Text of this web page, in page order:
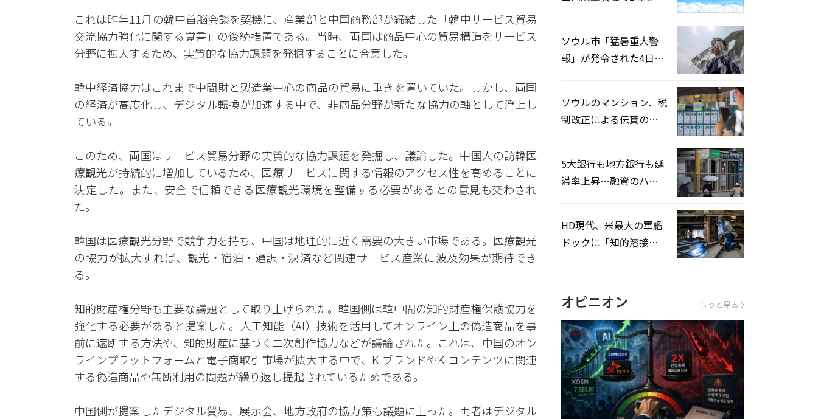
これは昨年11月の韓中首脳会談を契機に、産業部と中国商務部が締結した「韓中サービス貿易
交流協力強化に関する覚書」の後続措置である。当時、両国は商品中心の貿易構造をサービス
分野に拡大するため、実質的な協力課題を発掘することに合意した。
韓中経済協力はこれまで中間財と製造業中心の商品の貿易に重きを置いていた。しかし、両国
の経済が高度化し、デジタル転換が加速する中で、非商品分野が新たな協力の軸として浮上し
ている。
このため、両国はサービス貿易分野の実質的な協力課題を発掘し、議論した。中国人の訪韓医
療観光が持続的に増加しているため、医療サービスに関する情報のアクセス性を高めることに
決定した。また、安全で信頼できる医療観光環境を整備する必要があるとの意見も交わされ
た。
韓国は医療観光分野で競争力を持ち、中国は地理的に近く需要の大きい市場である。医療観光
の協力が拡大すれば、観光・宿泊・通訳・決済など関連サービス産業に波及効果が期待でき
る。
知的財産権分野も主要な議題として取り上げられた。韓国側は韓中間の知的財産権保護協力を
強化する必要があると提案した。人工知能（AI）技術を活用してオンライン上の偽造商品を事
前に遮断する方法や、知的財産に基づく二次創作協力などが議論された。これは、中国のオン
ラインプラットフォームと電子商取引市場が拡大する中で、K-ブランドやK-コンテンツに関連
する偽造商品や無断利用の問題が繰り返し提起されているためである。
中国側が提案したデジタル貿易、展示会、地方政府の協力策も議題に上った。両者はデジタル
ソウル市「猛暑重大警
報」が発令された4日、
ソウルのマンション、税
制改正による伝貰の月
5大銀行も地方銀行も延
滞率上昇…融資のハー
HD現代、米最大の軍艦
ドックに「知的溶接」
オピニオン もっと見る